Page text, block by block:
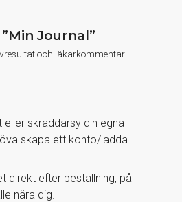
Journal”
och läkarkommentar
skräddarsy din egna
skapa ett konto/ladda
direkt efter beställning, på
nära dig.